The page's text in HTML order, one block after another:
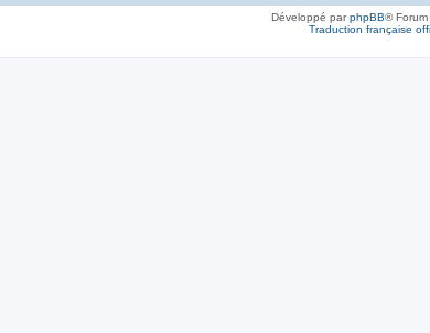
Développé parphpBB®
Traduction française